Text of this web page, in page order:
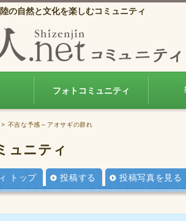
の自然と文化を楽しむコミュニティ
フォトコミュニティ
> 不吉な予感～アオサギの群れ
ュニティ
トップ 投稿する 投稿写真を見る